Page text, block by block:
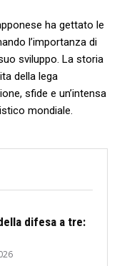
ha gettato le
l’importanza di
sviluppo. La storia
della lega
sfide e un’intensa
mondiale.
difesa a tre: